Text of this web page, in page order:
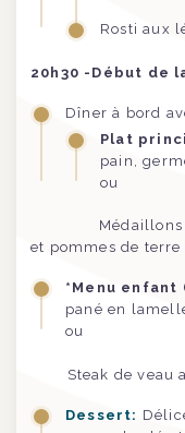
Rosti aux
20h30 -Début de
Dîner à bord
Plat
pain,
ou
Médaillons de
et pommes de
*Menu enfant
pané en
ou
Steak de veau
Dessert: